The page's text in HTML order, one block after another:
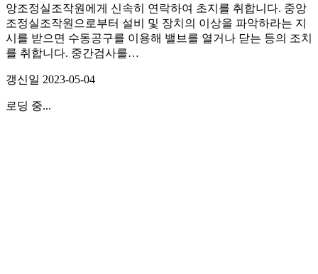
앙조정실조작원에게 신속히 연락하여 초지를 취합니다. 중앙
조정실조작원으로부터 설비 및 장치의 이상을 파악하라는 지
시를 받으면 수동공구를 이용해 밸브를 열거나 닫는 등의 조치
를 취합니다. 중간검사를…
갱신일 2023-05-04
로딩 중...